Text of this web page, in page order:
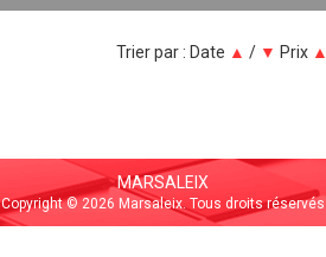
Trier par : Date ▲ / ▼ Prix ▲
MARSALEIX
Copyright © 2026 Marsaleix. Tous droits réservés